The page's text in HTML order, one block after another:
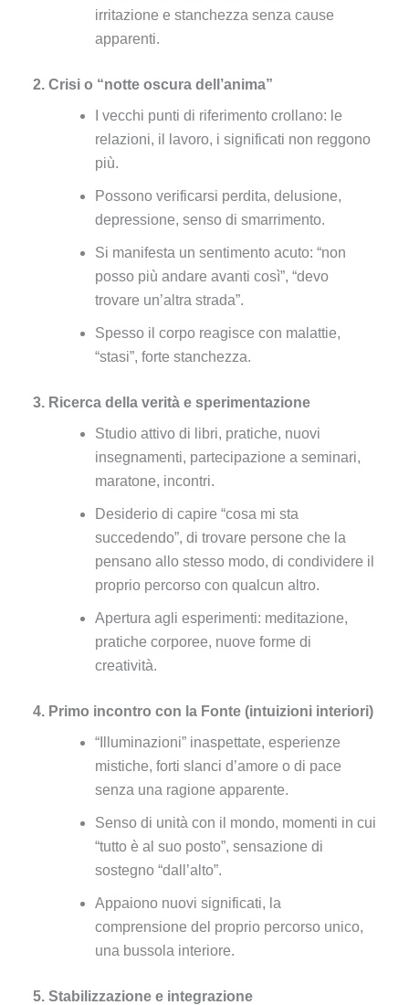
irritazione e stanchezza senza cause
apparenti.
2. Crisi o “notte oscura dell’anima”
I vecchi punti di riferimento crollano: le
relazioni, il lavoro, i significati non reggono
più.
Possono verificarsi perdita, delusione,
depressione, senso di smarrimento.
Si manifesta un sentimento acuto: “non
posso più andare avanti così”, “devo
trovare un’altra strada”.
Spesso il corpo reagisce con malattie,
“stasi”, forte stanchezza.
3. Ricerca della verità e sperimentazione
Studio attivo di libri, pratiche, nuovi
insegnamenti, partecipazione a seminari,
maratone, incontri.
Desiderio di capire “cosa mi sta
succedendo”, di trovare persone che la
pensano allo stesso modo, di condividere il
proprio percorso con qualcun altro.
Apertura agli esperimenti: meditazione,
pratiche corporee, nuove forme di
creatività.
4. Primo incontro con la Fonte (intuizioni interiori)
“Illuminazioni” inaspettate, esperienze
mistiche, forti slanci d’amore o di pace
senza una ragione apparente.
Senso di unità con il mondo, momenti in cui
“tutto è al suo posto”, sensazione di
sostegno “dall’alto”.
Appaiono nuovi significati, la
comprensione del proprio percorso unico,
una bussola interiore.
5. Stabilizzazione e integrazione